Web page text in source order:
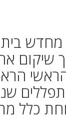
מחדש
שוקרי 18, בתום
כלל